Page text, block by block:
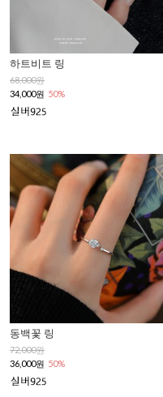
하트비트 링
68,000원
34,000원 50%
동백꽃 링
72,000원
36,000원 50%